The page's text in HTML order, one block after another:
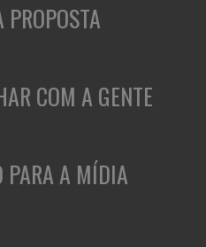
PROPOSTA
COM A GENTE
PARA A MÍDIA